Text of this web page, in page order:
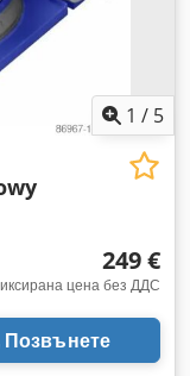
1 / 5
249 €
цена без ДДС
Позвънете